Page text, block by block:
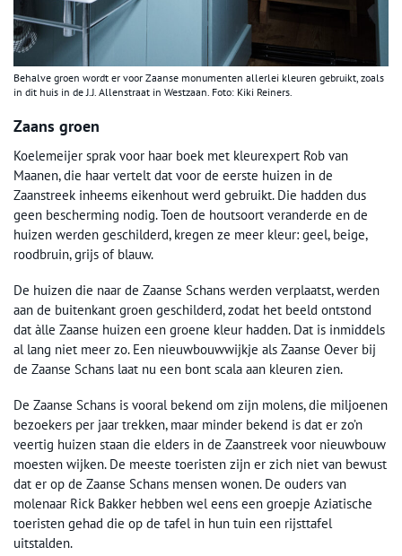
Behalve groen wordt er voor Zaanse monumenten allerlei kleuren gebruikt, zoals
in dit huis in de J.J. Allenstraat in Westzaan. Foto: Kiki Reiners.
Zaans groen
Koelemeijer sprak voor haar boek met kleurexpert Rob van
Maanen, die haar vertelt dat voor de eerste huizen in de
Zaanstreek inheems eikenhout werd gebruikt. Die hadden dus
geen bescherming nodig. Toen de houtsoort veranderde en de
huizen werden geschilderd, kregen ze meer kleur: geel, beige,
roodbruin, grijs of blauw.
De huizen die naar de Zaanse Schans werden verplaatst, werden
aan de buitenkant groen geschilderd, zodat het beeld ontstond
dat àlle Zaanse huizen een groene kleur hadden. Dat is inmiddels
al lang niet meer zo. Een nieuwbouwwijkje als Zaanse Oever bij
de Zaanse Schans laat nu een bont scala aan kleuren zien.
De Zaanse Schans is vooral bekend om zijn molens, die miljoenen
bezoekers per jaar trekken, maar minder bekend is dat er zo’n
veertig huizen staan die elders in de Zaanstreek voor nieuwbouw
moesten wijken. De meeste toeristen zijn er zich niet van bewust
dat er op de Zaanse Schans mensen wonen. De ouders van
molenaar Rick Bakker hebben wel eens een groepje Aziatische
toeristen gehad die op de tafel in hun tuin een rijsttafel
uitstalden.